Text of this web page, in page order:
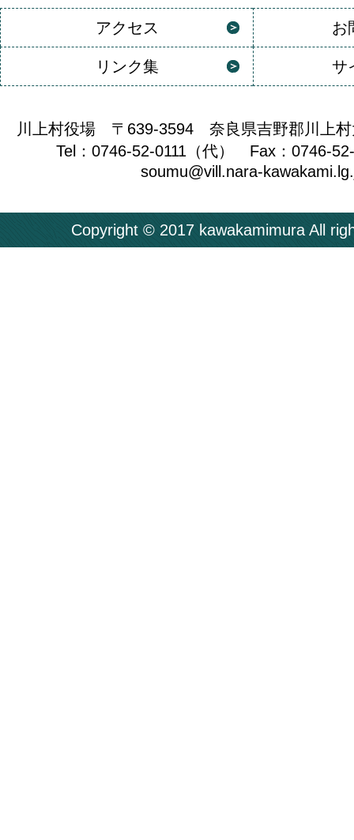
アクセス お
リンク集 サ
川上村役場 〒639-3594 奈良県吉野郡川上村
Tel：0746-52-0111（代） Fax：0746-
soumu@vill.nara-
Copyright © 2017 kawakamimura All